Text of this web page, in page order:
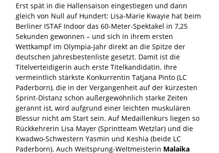
Erst spät in die Hallensaison eingestiegen und dann
gleich von Null auf Hundert: Lisa-Marie Kwayie hat beim
Berliner ISTAF Indoor das 60-Meter-Spektakel in 7,25
Sekunden gewonnen – und sich in ihrem ersten
Wettkampf im Olympia-Jahr direkt an die Spitze der
deutschen Jahresbestenliste gesetzt. Damit ist die
Titelverteidigerin auch erste Titelkandidatin. Ihre
vermeintlich stärkste Konkurrentin Tatjana Pinto (LC
Paderborn), die in der Vergangenheit auf der kürzesten
Sprint-Distanz schon außergewöhnlich starke Zeiten
gerannt ist, wird aufgrund einer leichten muskulären
Blessur nicht am Start sein. Auf Medaillenkurs liegen so
Rückkehrerin Lisa Mayer (Sprintteam Wetzlar) und die
Kwadwo-Schwestern Yasmin und Keshia (beide LC
Paderborn). Auch Weitsprung-Weltmeisterin Malaika